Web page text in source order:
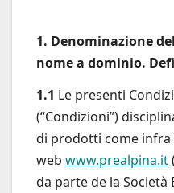
1. Denominazione
nome a dominio.
1.1 Le presenti
(“Condizioni”)
di prodotti come
web www.prealpina.it
da parte de la Società